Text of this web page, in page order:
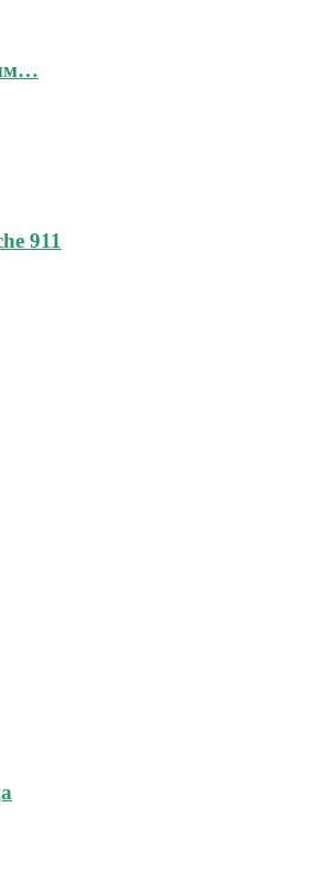
911